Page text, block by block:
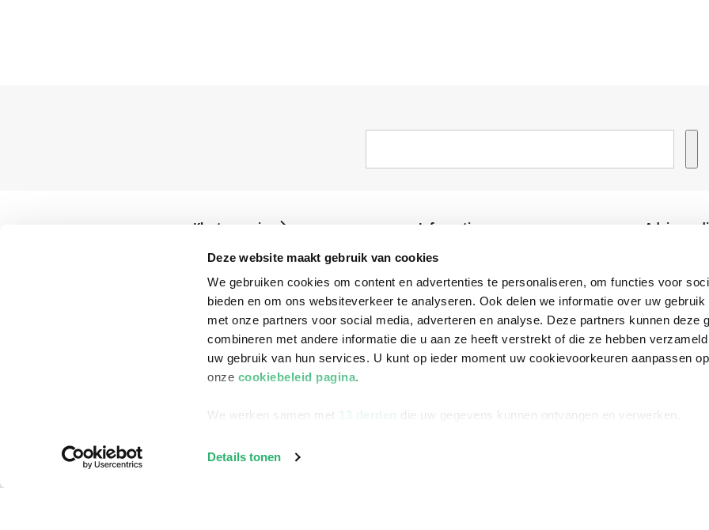
Deze website maakt gebruik van cookies
We gebruiken cookies om content en advertenties te personaliseren, om functies voor
bieden en om ons websiteverkeer te analyseren. Ook delen we informatie over uw
met onze partners voor social media, adverteren en analyse. Deze partners kunnen deze
combineren met andere informatie die u aan ze heeft verstrekt of die ze hebben
uw gebruik van hun services. U kunt op ieder moment uw cookievoorkeuren aanpassen op
onze cookiebeleid pagina.
We werken samen met 13 derden die uw gegevens kunnen ontvangen en verwerken.
Details tonen
Klantenservice
Bestellen
Bezorging
Betalen
Retourneren
Veelgestelde vragen
Informatie
Over ons
Vacatures
Winkels en openingstijden
Cadeaukaart
Ondernemer worden
Advies
Instagram
088 - 133